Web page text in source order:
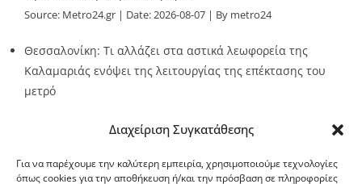
Διαχείριση Συγκατάθεσης
Για να παρέχουμε την καλύτερη εμπειρία, χρησιμοποιούμε τεχνολογίες
όπως cookies για την αποθήκευση ή/και την πρόσβαση σε πληροφορίες
Source: Metro24.gr Date: 2026-08-07 By metro24
Θεσσαλονίκη: Τι αλλάζει στα αστικά λεωφορεία της
Καλαμαριάς ενόψει της λειτουργίας της επέκτασης του
μετρό